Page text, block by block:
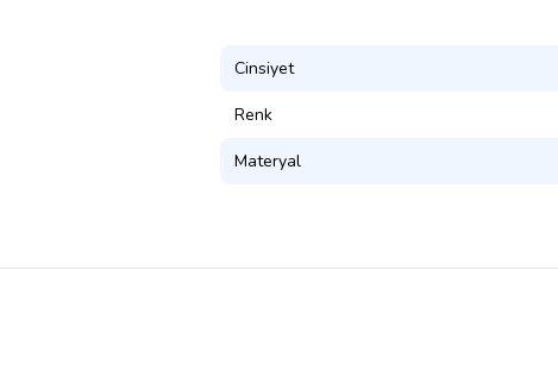
Cinsiyet
Renk
Materyal